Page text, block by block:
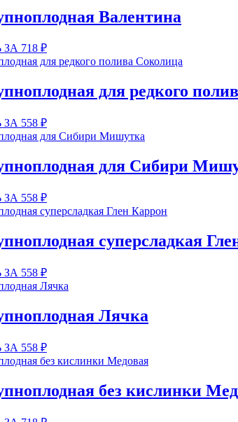
Валентина
718 ₽
для редкого
558 ₽
для Сибири
558 ₽
суперсладкая
558 ₽
Лячка
558 ₽
без кислинки